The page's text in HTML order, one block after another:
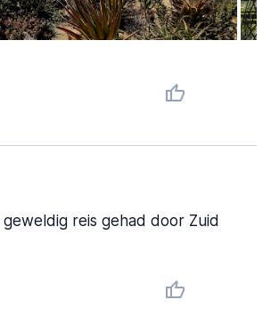
reis gehad door Zuid